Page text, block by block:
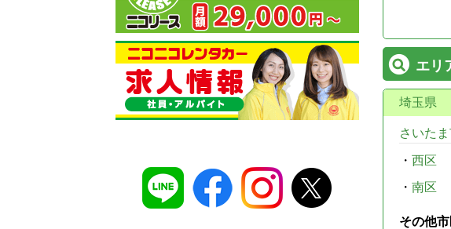
エリ
埼玉県
さいた
・ 西区
・ 南区
その他